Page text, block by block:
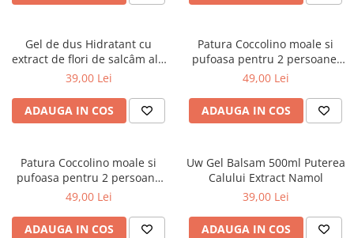
Gel de dus Hidratant cu
extract de flori de salcâm alb
organic Cosmeplant, 1000 ml
39,00 Lei
ADAUGA IN COS
Patura Coccolino moale si
pufoasa pentru 2 persoane,
200X230 cm, Verde
49,00 Lei
ADAUGA IN COS
Patura Coccolino moale si
pufoasa pentru 2 persoane
200X230 cm Bej
49,00 Lei
ADAUGA IN COS
Uw Gel Balsam 500ml Puterea
Calului Extract Namol
39,00 Lei
ADAUGA IN COS